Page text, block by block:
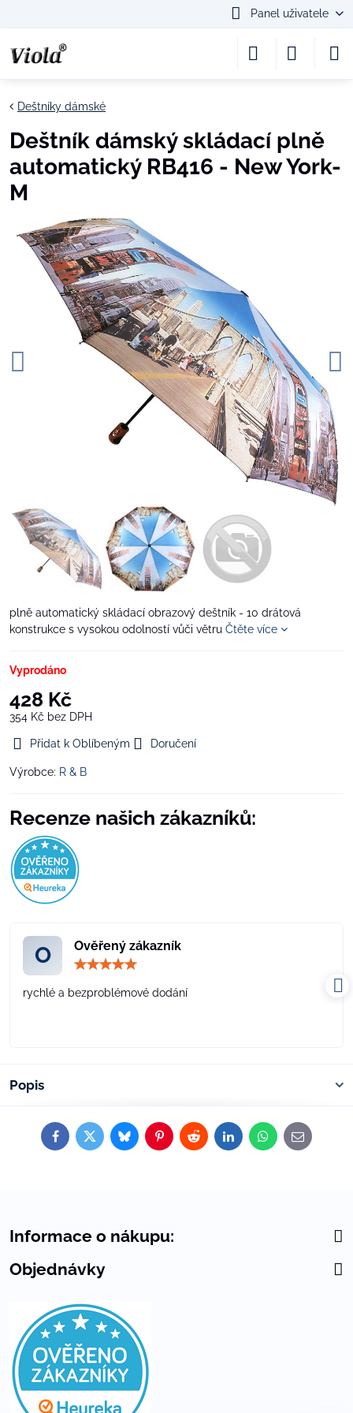
Panel uživatele
Deštníky dámské
Deštník dámský skládací plně
automatický RB416 - New York-
M
plně automatický skládací obrazový deštník - 10 drátová
konstrukce s vysokou odolností vůči větru Čtěte více
Vyprodáno
428 Kč
354 Kč bez DPH
Přidat k Oblíbeným Doručení
Výrobce: R & B
Recenze našich zákazníků:
O Ověřený zákazník
5
rychlé a bezproblémové dodání
Popis
FacebookTwitterBlueskyPinterestRedditLinkedInWhatsApp
E-
mail
Informace o nákupu:
Objednávky